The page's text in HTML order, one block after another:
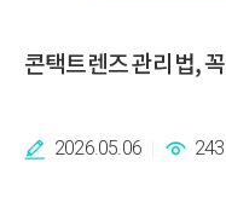
콘택트렌즈 관리법,
2026.05.06 243